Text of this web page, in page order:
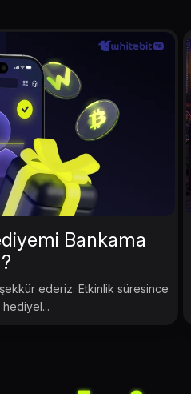
Bankama
ederiz. Etkinlik süresince
hediyel...